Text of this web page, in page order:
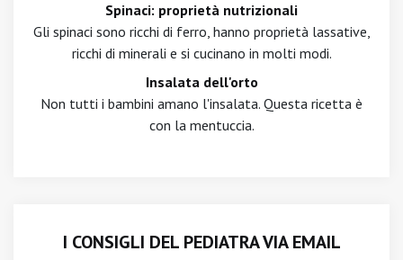
Spinaci: proprietà nutrizionali
Gli spinaci sono ricchi di ferro, hanno proprietà lassative,
ricchi di minerali e si cucinano in molti modi.
Insalata dell'orto
Non tutti i bambini amano l'insalata. Questa ricetta è
con la mentuccia.
I CONSIGLI DEL PEDIATRA VIA EMAIL